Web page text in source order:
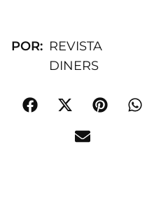
POR: REVISTA
DINERS